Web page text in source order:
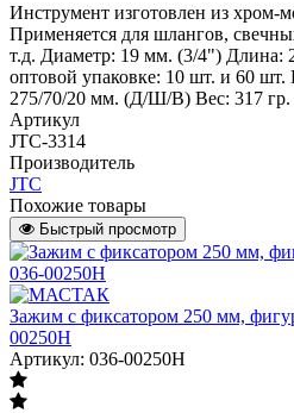
Инструмент изготовлен из хром-
Применяется для шлангов,
т.д. Диаметр: 19 мм. (3/4") Длина:
оптовой упаковке: 10 шт. и 60 шт.
275/70/20 мм. (Д/Ш/В) Вес: 317 гр.
Артикул
JTC-3314
Производитель
JTC
Похожие товары
Быстрый просмотр
Зажим с фиксатором 250 мм,
00250H
Артикул: 036-00250H